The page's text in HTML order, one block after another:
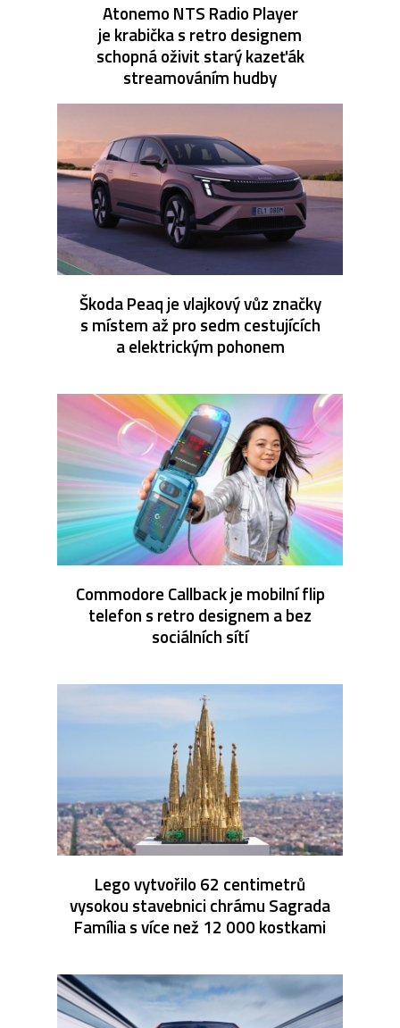
Atonemo NTS Radio Player
je krabička s retro designem
schopná oživit starý kazeťák
streamováním hudby
Škoda Peaq je vlajkový vůz značky
s místem až pro sedm cestujících
a elektrickým pohonem
Commodore Callback je mobilní flip
telefon s retro designem a bez
sociálních sítí
Lego vytvořilo 62 centimetrů
vysokou stavebnici chrámu Sagrada
Família s více než 12 000 kostkami